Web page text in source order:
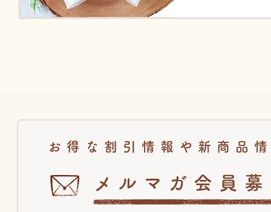
お得な割引情報や新商品
メルマガ会員